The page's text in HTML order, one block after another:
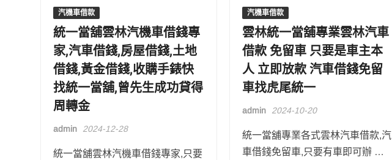
汽機車借款
統一當舖雲林汽機車借錢專
家,汽車借錢,房屋借錢,土地
借錢,黃金借錢,收購手錶快
找統一當舖,曾先生成功貸得
周轉金
admin 2024-12-28
統一當舖雲林汽機車借錢專家,只要
汽機車借款
雲林統一當舖專業雲林汽車
借款 免留車 只要是車主本
人 立即放款 汽車借錢免留
車找虎尾統一
admin 2024-10-20
統一當舖專業各式雲林汽車借款,汽
車借錢免留車,只要有車即可辦 …